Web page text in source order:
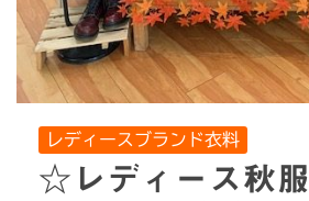
レディースブランド衣料
☆レディース